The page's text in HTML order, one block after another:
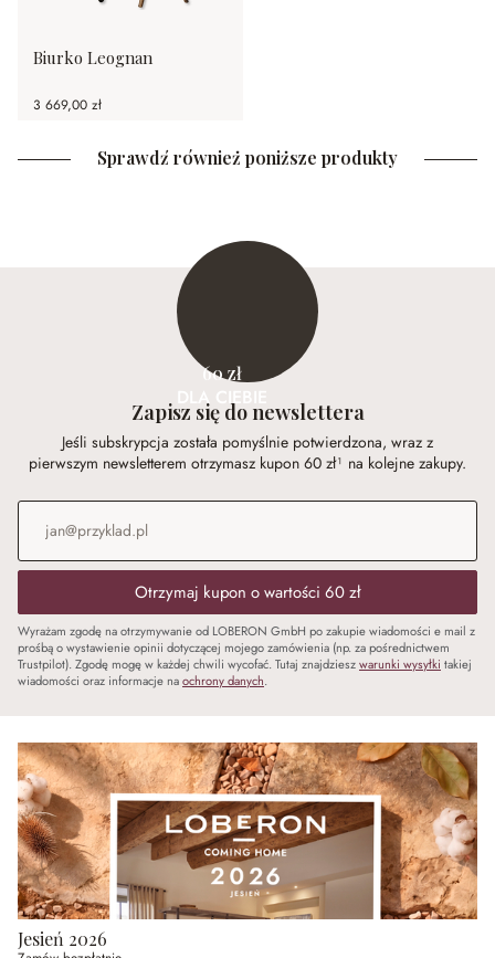
Biurko Leognan
3 669,00 zł
Sprawdź również poniższe produkty
60 zł
DLA CIEBIE
Zapisz się do newslettera
Jeśli subskrypcja została pomyślnie potwierdzona, wraz z
pierwszym newsletterem otrzymasz kupon 60 zł¹ na kolejne zakupy.
Adres e-mail
Otrzymaj kupon o wartości 60 zł
Wyrażam zgodę na otrzymywanie od LOBERON GmbH po zakupie wiadomości e mail z
prośbą o wystawienie opinii dotyczącej mojego zamówienia (np. za pośrednictwem
Trustpilot). Zgodę mogę w każdej chwili wycofać. Tutaj znajdzieszwarunki wysyłki takiej
wiadomości oraz informacje naochrony danych.
Jesień 2026